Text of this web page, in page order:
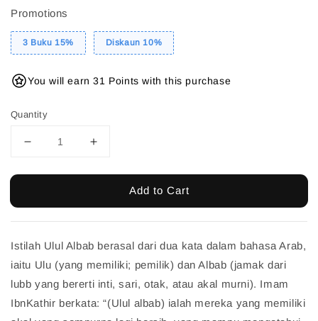
Promotions
3 Buku 15% Diskaun 10%
You will earn 31 Points with this purchase
Quantity
Add to Cart
Istilah Ulul Albab berasal dari dua kata dalam bahasa Arab,
iaitu Ulu (yang memiliki; pemilik) dan Albab (jamak dari
lubb yang bererti inti, sari, otak, atau akal murni). Imam
IbnKathir berkata: “(Ulul albab) ialah mereka yang memiliki